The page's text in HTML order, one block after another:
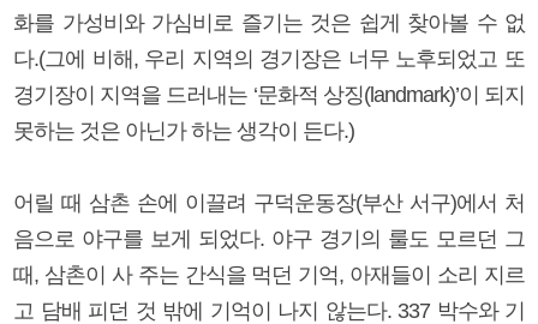
화를 가성비와 가심비로 즐기는 것은 쉽게 찾아볼 수 없
다.(그에 비해, 우리 지역의 경기장은 너무 노후되었고 또
경기장이 지역을 드러내는 ‘문화적 상징(landmark)’이 되지
못하는 것은 아닌가 하는 생각이 든다.)
어릴 때 삼촌 손에 이끌려 구덕운동장(부산 서구)에서 처
음으로 야구를 보게 되었다. 야구 경기의 룰도 모르던 그
때, 삼촌이 사 주는 간식을 먹던 기억, 아재들이 소리 지르
고 담배 피던 것 밖에 기억이 나지 않는다. 337 박수와 기